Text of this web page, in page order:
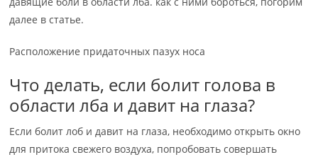
далее в статье.
Расположение придаточных пазух носа
Что делать, если болит голова в
области лба и давит на глаза?
Если болит лоб и давит на глаза, необходимо открыть окно
для притока свежего воздуха, попробовать совершать